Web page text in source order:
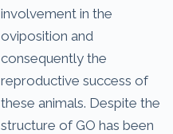
involvement in the
oviposition and
consequently the
reproductive success of
these animals. Despite the
structure of GO has been